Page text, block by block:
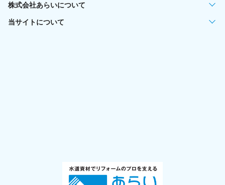
株式会社あらいについて
当サイトについて